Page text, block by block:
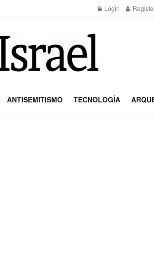
Login
ANTISEMITISMO TECNOLOGÍA